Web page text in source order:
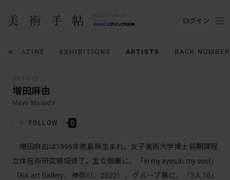
MAGAZINE EXHIBITIONS ARTISTS BACK NUMBER
ログイン
ARTISTS
増田麻由
Mayu Masuda
FOLLOW 0
増田麻由は1996年徳島県生まれ。女子美術大学博士前期課程
立体芸術研究領域修了。主な個展に、「in my eyes,in my soul」
（RA art Gallery、神奈川、2022）、グループ展に、「3人10」